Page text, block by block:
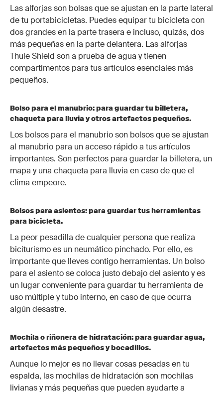
Las alforjas son bolsas que se ajustan en la parte lateral
de tu portabicicletas. Puedes equipar tu bicicleta con
dos grandes en la parte trasera e incluso, quizás, dos
más pequeñas en la parte delantera. Las alforjas
Thule Shield son a prueba de agua y tienen
compartimentos para tus artículos esenciales más
pequeños.
Bolso para el manubrio: para guardar tu billetera,
chaqueta para lluvia y otros artefactos pequeños.
Los bolsos para el manubrio son bolsos que se ajustan
al manubrio para un acceso rápido a tus artículos
importantes. Son perfectos para guardar la billetera, un
mapa y una chaqueta para lluvia en caso de que el
clima empeore.
Bolsos para asientos: para guardar tus herramientas
para bicicleta.
La peor pesadilla de cualquier persona que realiza
biciturismo es un neumático pinchado. Por ello, es
importante que lleves contigo herramientas. Un bolso
para el asiento se coloca justo debajo del asiento y es
un lugar conveniente para guardar tu herramienta de
uso múltiple y tubo interno, en caso de que ocurra
algún desastre.
Mochila o riñonera de hidratación: para guardar agua,
artefactos más pequeños y bocadillos.
Aunque lo mejor es no llevar cosas pesadas en tu
espalda, las mochilas de hidratación son mochilas
livianas y más pequeñas que pueden ayudarte a